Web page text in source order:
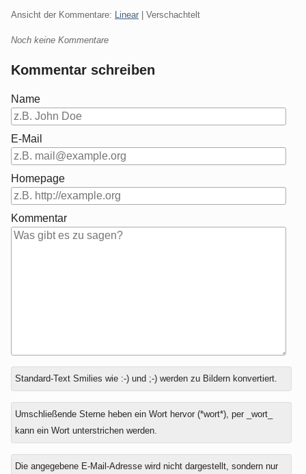
Ansicht der Kommentare: Linear | Verschachtelt
Noch keine Kommentare
Kommentar schreiben
Name
E-Mail
Homepage
Kommentar
Antwort
zu
Standard-Text Smilies wie :-) und ;-) werden zu Bildern konvertiert.
Umschließende Sterne heben ein Wort hervor (*wort*), per _wort_
kann ein Wort unterstrichen werden.
Die angegebene E-Mail-Adresse wird nicht dargestellt, sondern nur